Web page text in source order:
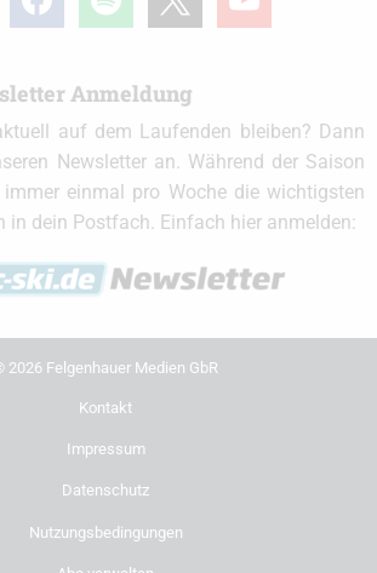
Anmeldung
auf dem Laufenden bleiben? Dann
Newsletter an. Während der Saison
einmal pro Woche die wichtigsten
in dein Postfach. Einfach hier anmelden:
2026 Felgenhauer Medien GbR
Kontakt
Impressum
Datenschutz
Nutzungsbedingungen